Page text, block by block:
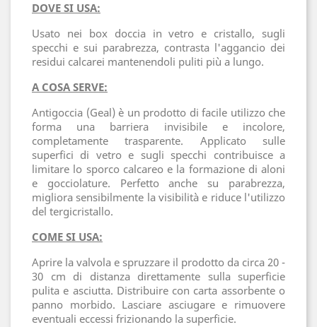
DOVE SI USA:
Usato nei box doccia in vetro e cristallo, sugli
specchi e sui parabrezza, contrasta l'aggancio dei
residui calcarei mantenendoli puliti più a lungo.
A COSA SERVE:
Antigoccia (Geal) è un prodotto di facile utilizzo che
forma una barriera invisibile e incolore,
completamente trasparente. Applicato sulle
superfici di vetro e sugli specchi contribuisce a
limitare lo sporco calcareo e la formazione di aloni
e gocciolature. Perfetto anche su parabrezza,
migliora sensibilmente la visibilità e riduce l'utilizzo
del tergicristallo.
COME SI USA:
Aprire la valvola e spruzzare il prodotto da circa 20 -
30 cm di distanza direttamente sulla superficie
pulita e asciutta. Distribuire con carta assorbente o
panno morbido. Lasciare asciugare e rimuovere
eventuali eccessi frizionando la superficie.